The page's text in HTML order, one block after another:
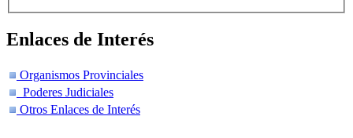
Enlaces de Interés
Organismos Provinciales
Poderes Judiciales
Otros Enlaces de Interés